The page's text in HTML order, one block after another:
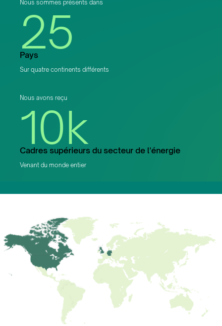
Nous sommes présents dans
25
Pays
Sur quatre continents différents
Nous avons reçu
10k
Cadres supérieurs du secteur de l'énergie
Venant du monde entier